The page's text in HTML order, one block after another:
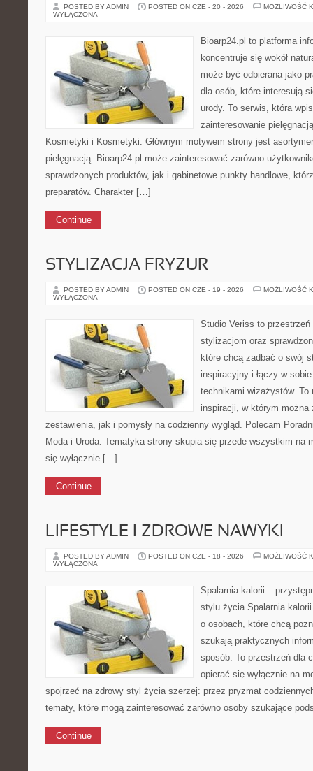
POSTED BY ADMIN POSTED ON CZE - 20 - 2026
MOŻLIWOŚĆ
WYŁĄCZONA
Bioarp24.pl to platforma
koncentruje się wokół
może być odbierana jako
dla osób, które interesują
urody. To serwis, która
zainteresowanie
Kosmetyki i Kosmetyki. Głównym motywem strony jest
pielęgnacją. Bioarp24.pl może zainteresować zarówno
sprawdzonych produktów, jak i gabinetowe punkty handlowe,
preparatów. Charakter […]
Continue
STYLIZACJA FRYZUR
POSTED BY ADMIN POSTED ON CZE - 19 - 2026
MOŻLIWOŚĆ
WYŁĄCZONA
Studio Veriss to
stylizacjom oraz
które chcą zadbać o swój
inspiracyjny i łączy w
technikami wizażystów. To
inspiracji, w którym
zestawienia, jak i pomysły na codzienny wygląd. Polecam
Moda i Uroda. Tematyka strony skupia się przede wszystkim na
się wyłącznie […]
Continue
LIFESTYLE I ZDROWE NAWYKI
POSTED BY ADMIN POSTED ON CZE - 18 - 2026
MOŻLIWOŚĆ
WYŁĄCZONA
Spalarnia kalorii –
stylu życia Spalarnia
o osobach, które chcą
szukają praktycznych
sposób. To przestrzeń dla
opierać się wyłącznie na
spojrzeć na zdrowy styl życia szerzej: przez pryzmat
tematy, które mogą zainteresować zarówno osoby szukające
Continue